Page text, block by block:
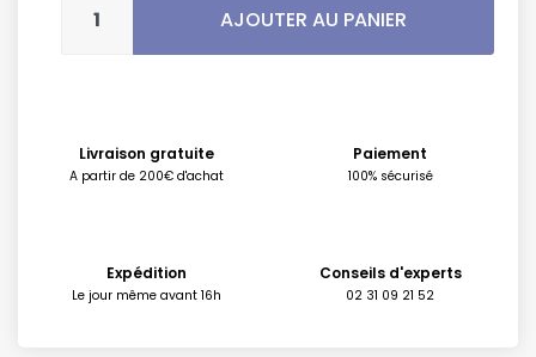
AJOUTER AU PANIER
Livraison gratuite
A partir de 200€ d'achat
Paiement
100% sécurisé
Expédition
Le jour même avant 16h
Conseils d'experts
02 31 09 21 52